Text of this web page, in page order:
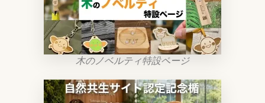
木のノベルティ特設ページ